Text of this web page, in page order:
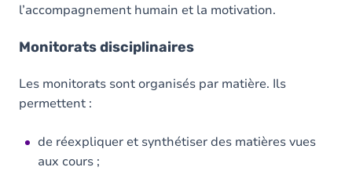
l’accompagnement humain et la motivation.
Monitorats disciplinaires
Les monitorats sont organisés par matière. Ils
permettent :
de réexpliquer et synthétiser des matières vues
aux cours ;